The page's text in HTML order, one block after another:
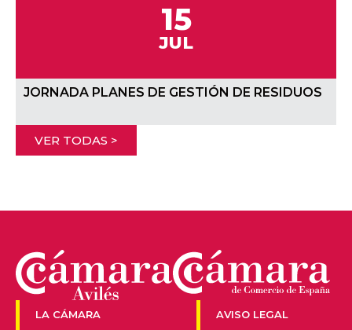
15
JUL
JORNADA PLANES DE GESTIÓN DE RESIDUOS
VER TODAS >
LA CÁMARA AVISO LEGAL